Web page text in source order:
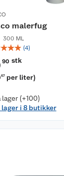
malerfug
300 ML
☆☆☆ (4)
90 stk
67 per liter)
lager (+100)
lager i 8 butikker